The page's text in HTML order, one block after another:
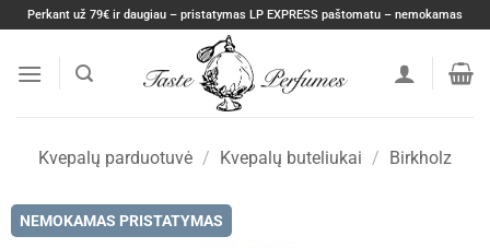
Skip
content
Perkant už 79€ ir daugiau – pristatymas LP EXPRESS paštomatu – nemokamas
Kvepalų parduotuvė / Kvepalų buteliukai / Birkholz
NEMOKAMAS PRISTATYMAS